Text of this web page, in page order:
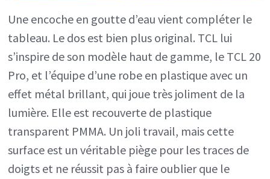
Une encoche en goutte d’eau vient compléter le
tableau. Le dos est bien plus original. TCL lui
s’inspire de son modèle haut de gamme, le TCL 20
Pro, et l’équipe d’une robe en plastique avec un
effet métal brillant, qui joue très joliment de la
lumière. Elle est recouverte de plastique
transparent PMMA. Un joli travail, mais cette
surface est un véritable piège pour les traces de
doigts et ne réussit pas à faire oublier que le